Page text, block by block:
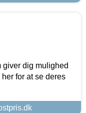
giver dig mulighed
for at se deres